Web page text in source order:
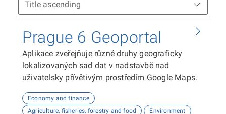
Prague 6 Geoportal
Aplikace zveřejňuje různé druhy geograficky
lokalizovaných sad dat v nadstavbě nad
uživatelsky přívětivým prostředím Google Maps.
Economy and finance
Agriculture, fisheries, forestry and food
Environment